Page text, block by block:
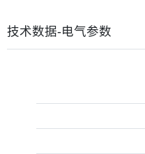
技术数据-电气参数